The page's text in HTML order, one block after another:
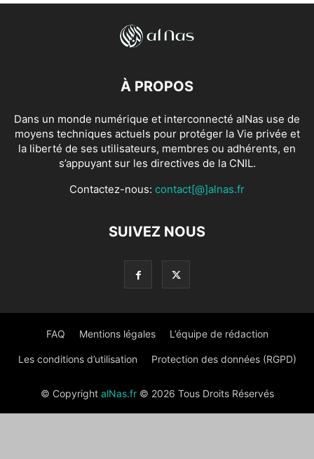
À PROPOS
Dans un monde numérique et interconnecté alNas use de
moyens techniques actuels pour protéger la Vie privée et
la liberté de ses utilisateurs, membres ou adhérents, en
s’appuyant sur les directives de la CNIL.
Contactez-nous: contact[@]alnas.fr
SUIVEZ NOUS
FAQ Mentions légales L’équipe de rédaction
Les conditions d’utilisation Protection des données (RGPD)
© Copyright alNas.fr© 2026 Tous Droits Réservés